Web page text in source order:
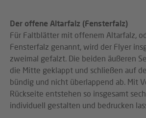
Der offene Altarfalz (Fensterfalz)
Für Faltblätter mit offenem Altarfalz,
Fensterfalz genannt, wird der Flyer
zweimal gefalzt. Die beiden äußeren
die Mitte geklappt und schließen auf
bündig und nicht überlappend ab. Mit
Rückseite entstehen so insgesamt
individuell gestalten und bedrucken